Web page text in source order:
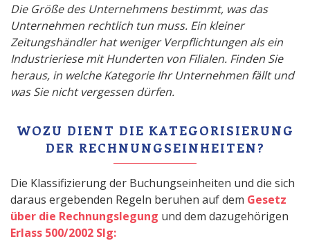
Die Größe des Unternehmens bestimmt, was das
Unternehmen rechtlich tun muss. Ein kleiner
Zeitungshändler hat weniger Verpflichtungen als ein
Industrieriese mit Hunderten von Filialen. Finden Sie
heraus, in welche Kategorie Ihr Unternehmen fällt und
was Sie nicht vergessen dürfen.
WOZU DIENT DIE KATEGORISIERUNG
DER RECHNUNGSEINHEITEN?
Die Klassifizierung der Buchungseinheiten und die sich
daraus ergebenden Regeln beruhen auf dem Gesetz
über die Rechnungslegung und dem dazugehörigen
Erlass 500/2002 Slg: